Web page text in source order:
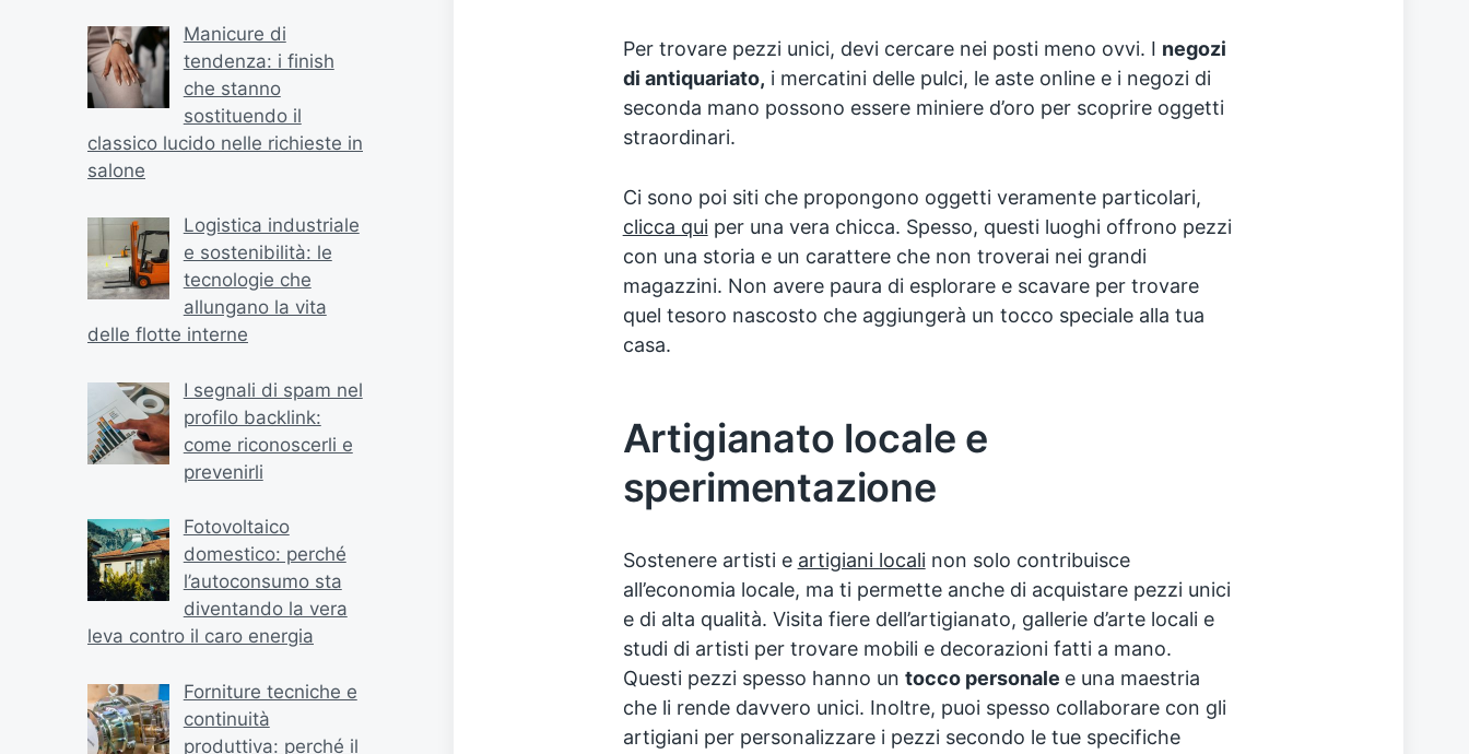
Manicure di
tendenza: i finish
che stanno
sostituendo il
classico lucido nelle richieste in
salone
Logistica industriale
e sostenibilità: le
tecnologie che
allungano la vita
delle flotte interne
I segnali di spam nel
profilo backlink:
come riconoscerli e
prevenirli
Fotovoltaico
domestico: perché
l’autoconsumo sta
diventando la vera
leva contro il caro energia
Forniture tecniche e
continuità
produttiva: perché il
Per trovare pezzi unici, devi cercare nei posti meno ovvi. I negozi
di antiquariato, i mercatini delle pulci, le aste online e i negozi di
seconda mano possono essere miniere d’oro per scoprire oggetti
straordinari.
Ci sono poi siti che propongono oggetti veramente particolari,
clicca quiper una vera chicca. Spesso, questi luoghi offrono pezzi
con una storia e un carattere che non troverai nei grandi
magazzini. Non avere paura di esplorare e scavare per trovare
quel tesoro nascosto che aggiungerà un tocco speciale alla tua
casa.
Artigianato locale e
sperimentazione
Sostenere artisti e artigiani localinon solo contribuisce
all’economia locale, ma ti permette anche di acquistare pezzi unici
e di alta qualità. Visita fiere dell’artigianato, gallerie d’arte locali e
studi di artisti per trovare mobili e decorazioni fatti a mano.
Questi pezzi spesso hanno un tocco personale e una maestria
che li rende davvero unici. Inoltre, puoi spesso collaborare con gli
artigiani per personalizzare i pezzi secondo le tue specifiche